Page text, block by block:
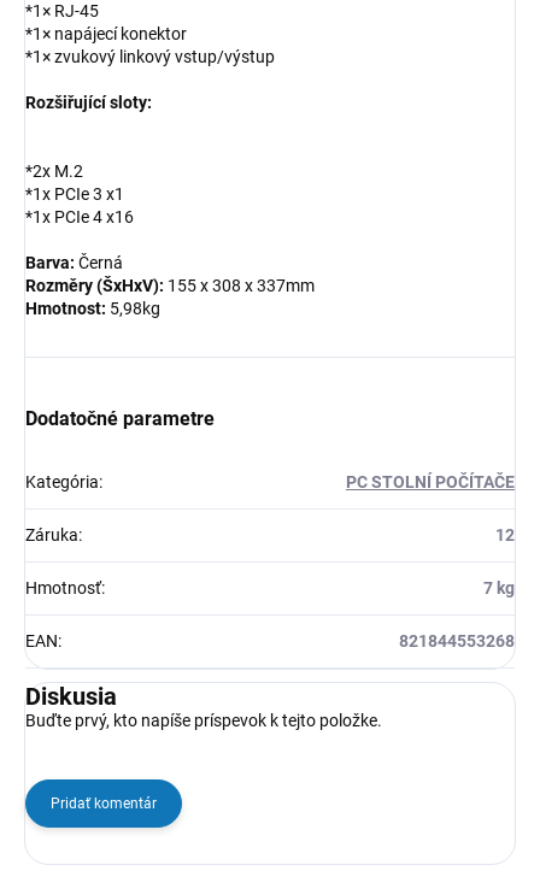
*1× RJ-45
*1× napájecí konektor
*1× zvukový linkový vstup/výstup
Rozšiřující sloty:
*2x M.2
*1x PCIe 3 x1
*1x PCIe 4 x16
Barva: Černá
Rozměry (ŠxHxV): 155 x 308 x 337mm
Hmotnost: 5,98kg
Dodatočné parametre
Kategória: PC STOLNÍ POČÍTAČE
Záruka: 12
Hmotnosť: 7 kg
EAN: 821844553268
Diskusia
Buďte prvý, kto napíše príspevok k tejto položke.
Pridať komentár